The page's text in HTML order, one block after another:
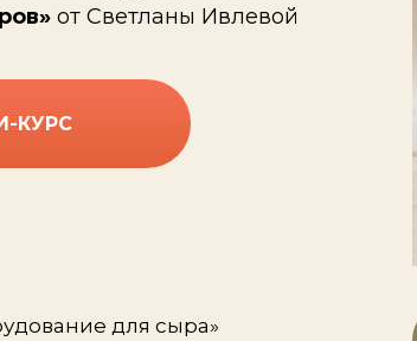
от Светланы Ивлевой
КУРС
для cыра»